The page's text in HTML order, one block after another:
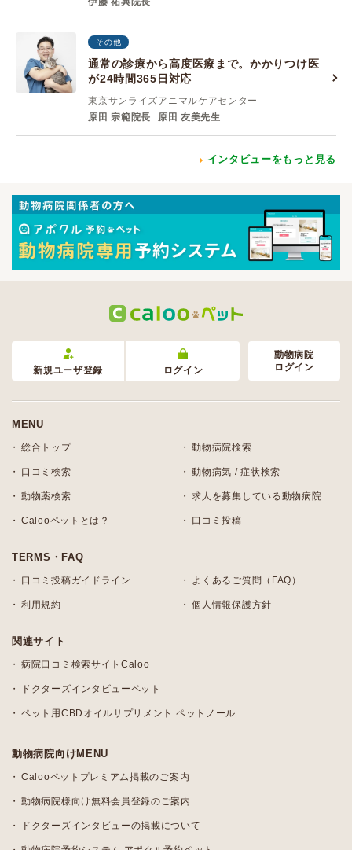
その他
通常の診療から高度医療まで。かかりつけ医
が24時間365日対応
東京サンライズアニマルケアセンター
原田 宗範院長
原田 友美先生
インタビューをもっと見る
新規ユーザ登録 ログイン
動物病院
ログイン
MENU
総合トップ 動物病院検索
口コミ検索 動物病気 / 症状検索
動物薬検索 求人を募集している動物病院
Calooペットとは？ 口コミ投稿
TERMS・FAQ
口コミ投稿ガイドライン よくあるご質問（FAQ）
利用規約 個人情報保護方針
関連サイト
病院口コミ検索サイトCaloo
ドクターズインタビューペット
ペット用CBDオイルサプリメント ペットノール
動物病院向けMENU
Calooペットプレミアム掲載のご案内
動物病院様向け無料会員登録のご案内
ドクターズインタビューの掲載について